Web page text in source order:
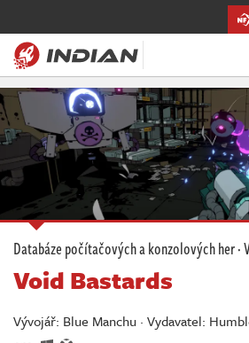
Magazín
Recenze
Videa
Soutěže
Databáze
Komunita
Databáze počítačových a konzolových her·
Void Bastards
Vývojář: Blue Manchu · Vydavatel: